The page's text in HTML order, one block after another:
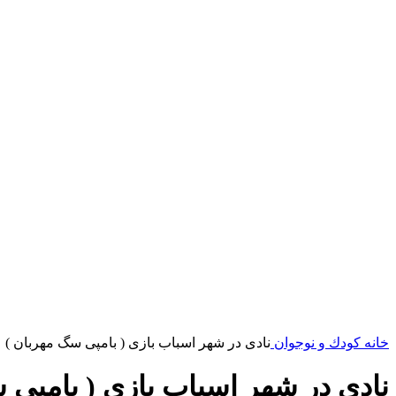
خانه کودك و نوجوان نادی در شهر اسباب بازی ( بامپی سگ مهربان )
نادی در شهر اسباب بازی (